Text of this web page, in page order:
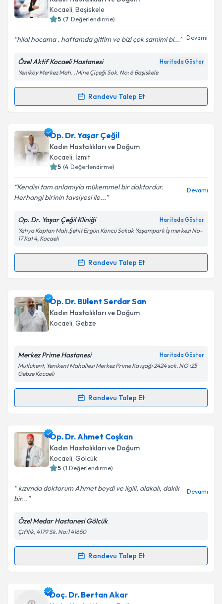
Kocaeli, Başiskele
5 (7 Değerlendirme)
hilal hocama . haftamda gittim ve bizi çok samimi bi... Devamı
Özel Aktif Kocaeli Hastanesi Haritada Göster
Yeniköy Merkez Mah. , Mine Çiçeği Sok. No: 6 Başiskele
Randevu Talep Et
Randevu Takvimi Talebi
Op. Dr. Hilal Bayramiçin randevu takvimi talebi
oluşturun. Size bu uzmandan randevu almanız için bir
takvim hazırlandığında e-posta ile bilgilendireceğiz.
Kişisel verilerimin işlenmesine ilişkin
Aydınlatma
Metni'ni okudum ve kişisel verilerimin belirtilen
kapsamda işlenmesini kabul ediyorum.
Takvim Talebini Gönder
Op. Dr. Yaşar Çeğil
Kadın Hastalıkları ve Doğum
Kocaeli, İzmit
5 (4 Değerlendirme)
Kendisi tam anlamıyla mükemmel bir doktordur.
Herhangi birinin tavsiyesi ile...
Devamı
Op. Dr. Yaşar Çeğil Kliniği Haritada Göster
Yahya Kaptan Mah.Şehit Ergün Köncü Sokak Yaşampark İş merkezi No-
17 Kat 4, Kocaeli
Randevu Talep Et
Randevu Takvimi Talebi
Op. Dr. Yaşar Çeğiliçin randevu takvimi talebi
oluşturun. Size bu uzmandan randevu almanız için bir
takvim hazırlandığında e-posta ile bilgilendireceğiz.
Kişisel verilerimin işlenmesine ilişkinAydınlatma
'ni okudum ve kişisel verilerimin belirtilen
kapsamda işlenmesini kabul ediyorum.
Takvim Talebini Gönder
Op. Dr. Bülent Serdar San
Kadın Hastalıkları ve Doğum
Kocaeli, Gebze
Merkez Prime Hastanesi Haritada Göster
Mutlukent, Yenikent Mahallesi Merkez Prime Kavşağı 2424 sok. NO :25
Gebze Kocaeli
Randevu Talep Et
Randevu Takvimi Talebi
Op. Dr. Bülent Serdar Saniçin randevu takvimi
talebi oluşturun. Size bu uzmandan randevu almanız
için bir takvim hazırlandığında e-posta ile
bilgilendireceğiz.
E-posta Adresiniz
Kişisel verilerimin işlenmesine ilişkin
Metni'ni okudum ve kişisel verilerimin belirtilen
kapsamda işlenmesini kabul ediyorum.
Op. Dr. Ahmet Coşkan
Kadın Hastalıkları ve Doğum
Kocaeli, Gölcük
5 (1 Değerlendirme)
kızımda doktorum Ahmet beydi ve ilgili, alakalı, dakik
bir...
Devamı
Özel Medar Hastanesi Gölcük
Çiftlik, 4179 Sk. No:1 41650
Randevu Talep Et
Randevu Takvimi Talebi
Op. Dr. Ahmet Coşkan için randevu takvimi talebi
Doç. Dr. Bertan Akar